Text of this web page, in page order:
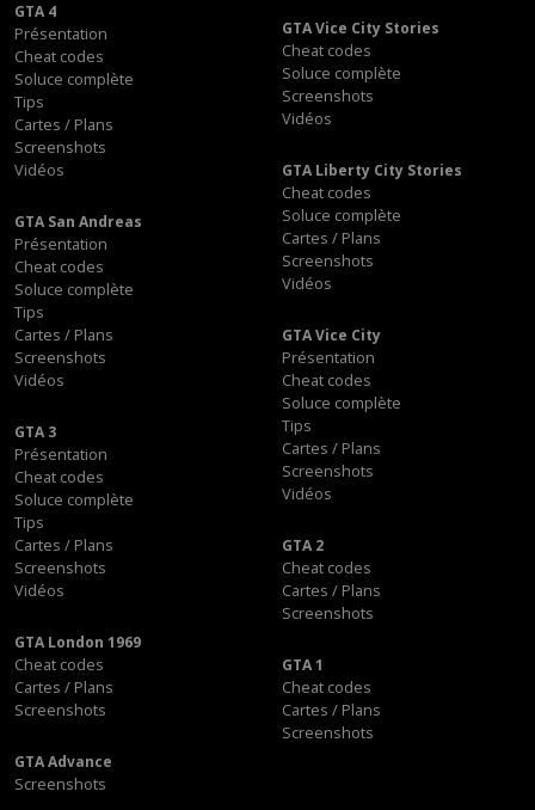
GTA 4
Présentation
Cheat codes
Soluce complète
Tips
Cartes / Plans
Screenshots
Vidéos
GTA Vice City Stories
Cheat codes
Soluce complète
Screenshots
Vidéos
GTA Liberty City Stories
Cheat codes
Soluce complète
Cartes / Plans
Screenshots
Vidéos
GTA San Andreas
Présentation
Cheat codes
Soluce complète
Tips
Cartes / Plans
Screenshots
Vidéos
GTA Vice City
Présentation
Cheat codes
Soluce complète
Tips
Cartes / Plans
Screenshots
Vidéos
GTA 3
Présentation
Cheat codes
Soluce complète
Tips
Cartes / Plans
Screenshots
Vidéos
GTA 2
Cheat codes
Cartes / Plans
Screenshots
GTA London 1969
Cheat codes
Cartes / Plans
Screenshots
GTA 1
Cheat codes
Cartes / Plans
Screenshots
GTA Advance
Screenshots